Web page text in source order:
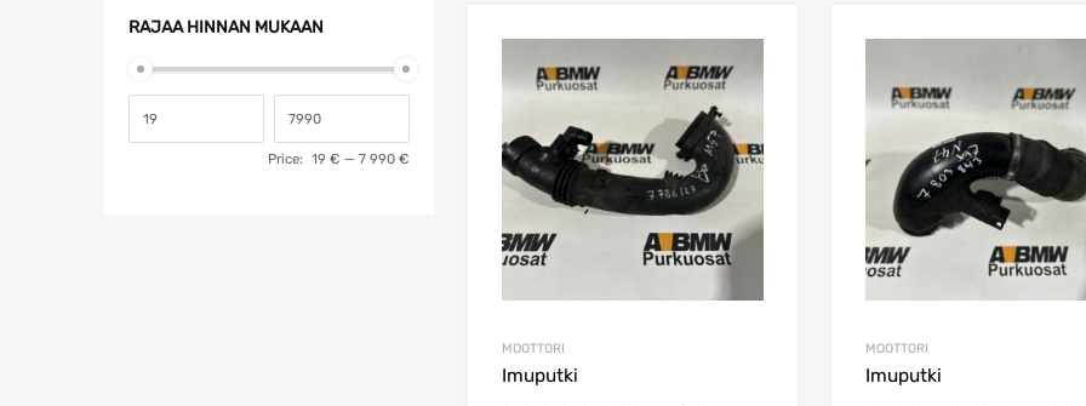
latest
MOOTTORI
Imuputki
MOOTTORI
Imuputki
RAJAA HINNAN MUKAAN
Price: 19 € — 7 990 €